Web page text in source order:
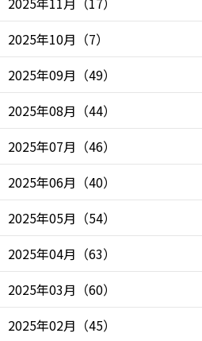
2025年10月 （7）
2025年09月 （49）
2025年08月 （44）
2025年07月 （46）
2025年06月 （40）
2025年05月 （54）
2025年04月 （63）
2025年03月 （60）
2025年02月 （45）